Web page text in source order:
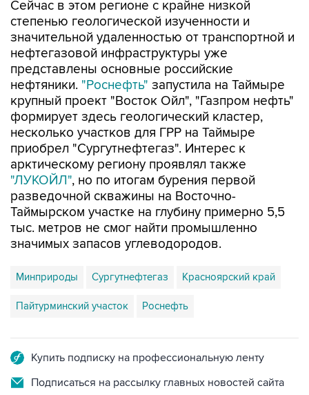
значительной удаленностью от транспортной и
нефтегазовой инфраструктуры уже
представлены основные российские
нефтяники."Роснефть"запустила на Таймыре
крупный проект "Восток Ойл", "Газпром нефть"
формирует здесь геологический кластер,
несколько участков для ГРР на Таймыре
приобрел "Сургутнефтегаз". Интерес к
арктическому региону проявлял также
"ЛУКОЙЛ" , но по итогам бурения первой
разведочной скважины на Восточно-
Таймырском участке на глубину примерно 5,5
тыс. метров не смог найти промышленно
значимых запасов углеводородов.
Минприроды Сургутнефтегаз Красноярский край
Пайтурминский участок Роснефть
Подписаться на рассылку главных новостей сайта
Получать оперативные новости в официальном